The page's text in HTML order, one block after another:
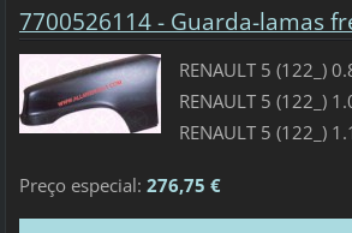
7700526114 - Guarda-lamas
RENAULT 5 (122_)
RENAULT 5 (122_)
RENAULT 5 (122_)
Preço especial: 276,75 €